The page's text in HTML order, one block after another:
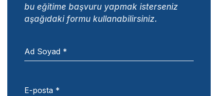
bu eğitime başvuru yapmak isterseniz
aşağıdaki formu kullanabilirsiniz.
Ad Soyad *
E-posta *